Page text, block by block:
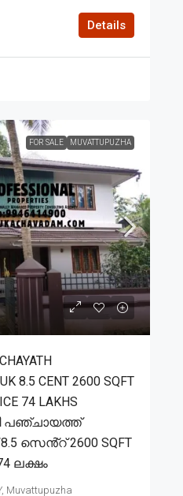
Details
FOR SALE MUVATTUPUZHA
8.5 CENT 2600 SQFT
74 LAKHS
പഞ്ചായത്ത്
സെൻ്റ് 2600 SQFT
ലക്ഷം
Muvattupuzha